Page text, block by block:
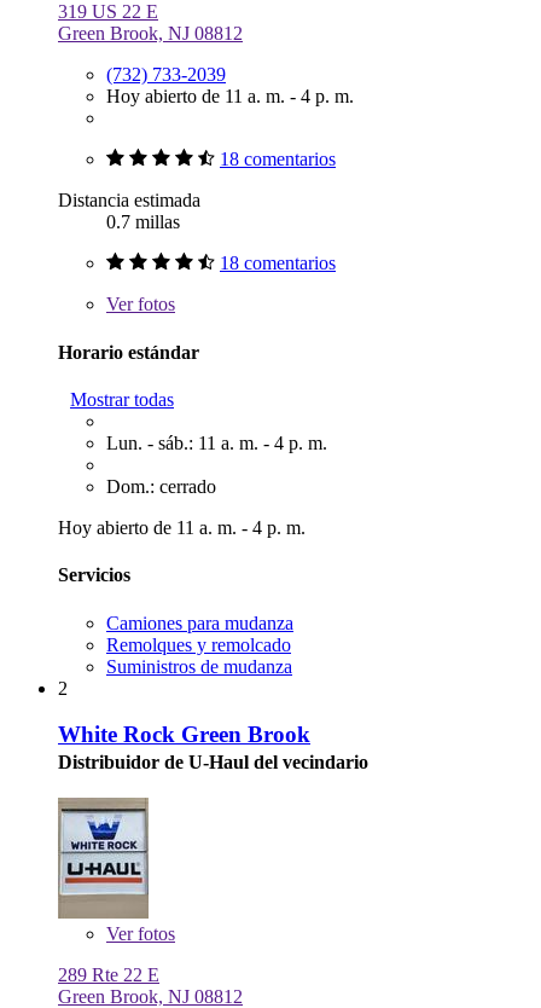
319 US 22 E
Green Brook, NJ 08812
(732) 733-2039
Hoy abierto de 11 a. m. - 4 p. m.
18 comentarios
Distancia estimada
0.7 millas
18 comentarios
Verfotos
Horario estándar
Mostrar todas
Lun. - sáb.: 11 a. m. - 4 p. m.
Dom.: cerrado
Hoy abierto de 11 a. m. - 4 p. m.
Servicios
Camiones para mudanza
Remolques y remolcado
Suministros de mudanza
2
White Rock Green Brook
Distribuidor de U-Haul del vecindario
Verfotos
289 Rte 22 E
Green Brook, NJ 08812